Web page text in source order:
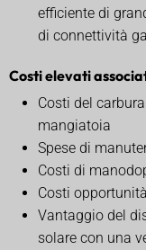
efficiente di
di connettività
Costi elevati
Costi del
mangiatoia
Spese di
Costi di
Costi
Vantaggio del
solare con una